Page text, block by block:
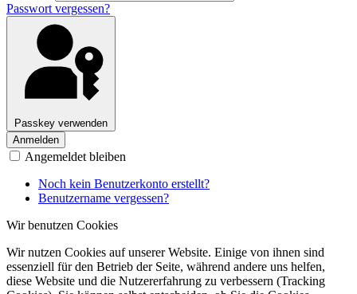
Passwort vergessen?
Passkey verwenden
Anmelden
Angemeldet bleiben
Noch kein Benutzerkonto erstellt?
Benutzername vergessen?
Wir benutzen Cookies
Wir nutzen Cookies auf unserer Website. Einige von ihnen sind
essenziell für den Betrieb der Seite, während andere uns helfen,
diese Website und die Nutzererfahrung zu verbessern (Tracking